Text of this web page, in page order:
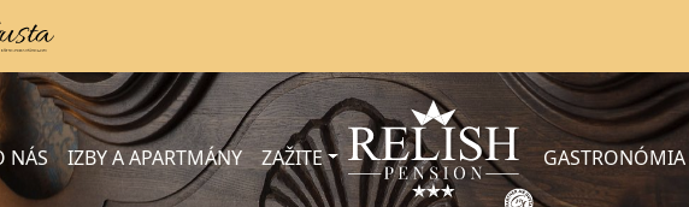
NÁS IZBY A APARTMÁNY ZAŽITE GASTRONÓMIA